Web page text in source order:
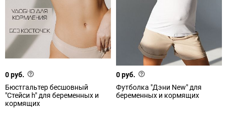
0 руб.
Бюстгальтер бесшовный
"Стейси h" для беременных и
кормящих
0 руб.
Футболка "Дэни New" для
беременных и кормящих